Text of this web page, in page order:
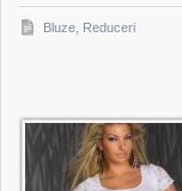
Bluze Reduceri